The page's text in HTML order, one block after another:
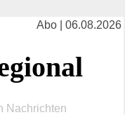
Abo | 06.08.2026
Nachrichten